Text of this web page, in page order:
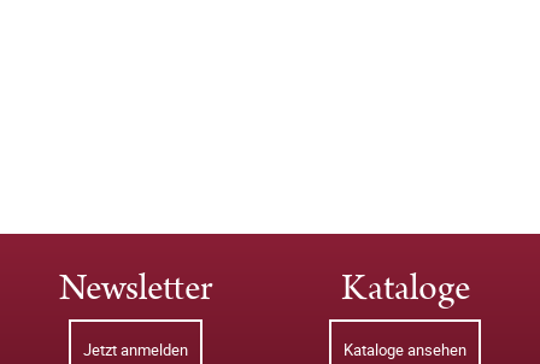
Newsletter
Jetzt anmelden
Kataloge
Kataloge ansehen